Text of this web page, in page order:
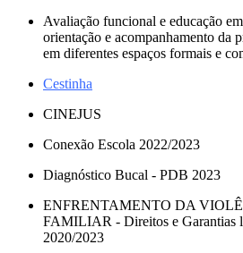
Avaliação funcional e educação
orientação e acompanhamento da
em diferentes espaços formais e
Cestinha
CINEJUS
Conexão Escola 2022/2023
Diagnóstico Bucal - PDB 2023
ENFRENTAMENTO DA
FAMILIAR - Direitos e Garantias
2020/2023